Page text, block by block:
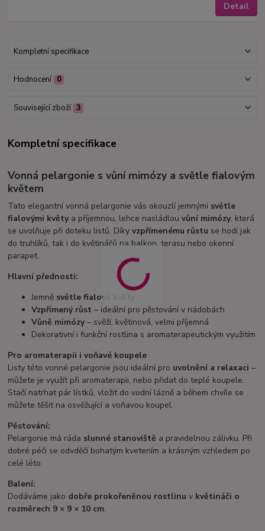
Detail
Kompletní specifikace
Hodnocení 0
Související zboží 3
Kompletní specifikace
Vonná pelargonie s vůní mimózy a světle fialovým
květem
Tato elegantní vonná pelargonie vás okouzlí jemnými světle
fialovými květya příjemnou, lehce nasládlouvůní mimózy, která
se uvolňuje při doteku listů. Díkyvzpřímenému růstu se hodí jak
do truhlíků, tak i do květináčů na balkon, terasu nebo okenní
parapet.
Hlavní přednosti:
Jemně světle fialové květy
Vzpřímený růst – ideální pro pěstování v nádobách
Vůně mimózy– svěží, květinová, velmi příjemná
Dekorativní i funkční rostlina s aromaterapeutickým využitím
Pro aromaterapii i voňavé koupele
Listy této vonné pelargonie jsou ideální pro uvolnění a relaxaci –
můžete je využít při aromaterapii, nebo přidat do teplé koupele.
Stačí natrhat pár lístků, vložit do vodní lázně a během chvíle se
můžete těšit na osvěžující a voňavou koupel.
Pěstování:
Pelargonie má ráda slunné stanoviště a pravidelnou zálivku. Při
dobré péči se odvděčí bohatým kvetením a krásným vzhledem po
celé léto.
Balení:
Dodáváme jako dobře prokořeněnou rostlinu v květináči o
rozměrech 9 × 9 × 10 cm.